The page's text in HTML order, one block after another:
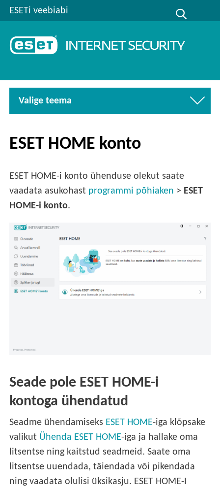
ESETi veebiabi
Valige teema
ESET HOME konto
ESET HOME-i konto ühenduse olekut saate
vaadata asukohast programmi põhiaken > ESET
HOME-i konto.
Seade pole ESET HOME-i
kontoga ühendatud
Seadme ühendamiseks ESET HOME-iga klõpsake
valikut Ühenda ESET HOME-iga ja hallake oma
litsentse ning kaitstud seadmeid. Saate oma
litsentse uuendada, täiendada või pikendada
ning vaadata olulisi üksikasju. ESET HOME-I